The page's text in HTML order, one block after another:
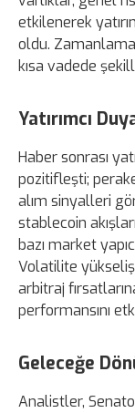
etkilenerek
oldu. Zamanlama
kısa vadede
Yatırımcı
Haber sonrası
pozitifleşti;
alım sinyalleri
stablecoin
bazı market
Volatilite
arbitraj
performansını
Geleceğe
Analistler,